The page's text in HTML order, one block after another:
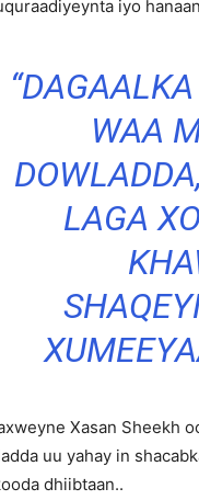
iyo
WAA
LAGA
Xasan Sheekh
uu yahay in
dhiibtaan..